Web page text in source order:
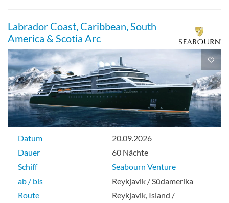
Labrador Coast, Caribbean, South
America & Scotia Arc
Datum
20.09.2026
Dauer
60 Nächte
Schiff
Seabourn Venture
ab / bis
Reykjavik / Südamerika
Route
Reykjavik, Island /